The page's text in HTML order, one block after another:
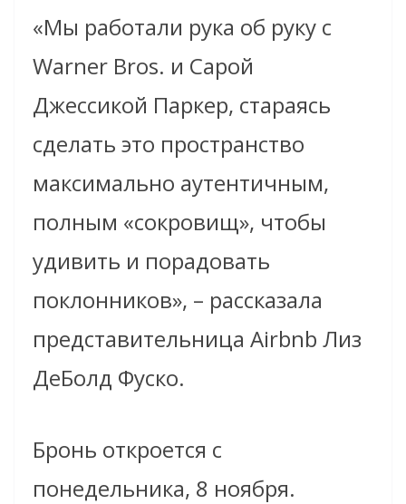
«Мы работали рука об руку с
Warner Bros. и Сарой
Джессикой Паркер, стараясь
сделать это пространство
максимально аутентичным,
полным «сокровищ», чтобы
удивить и порадовать
поклонников», – рассказала
представительница Airbnb Лиз
ДеБолд Фуско.
Бронь откроется с
понедельника, 8 ноября.